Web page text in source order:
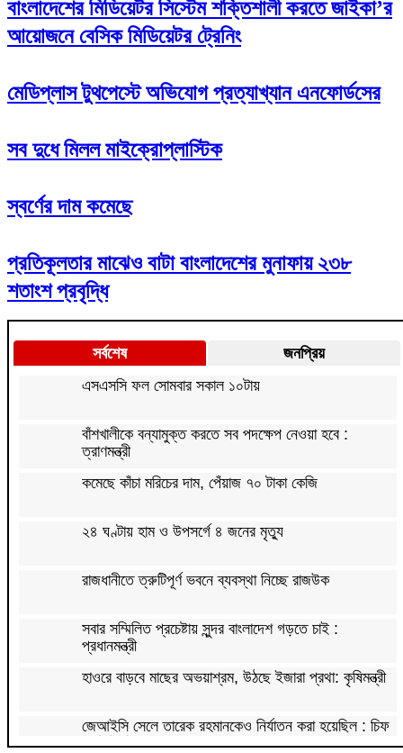
বাংলাদেশের মিডিয়েটর সিস্টেম শক্তিশালী করতে জাইকা’র
আয়োজনে বেসিক মিডিয়েটর ট্রেনিং
মেডিপ্লাস টুথপেস্টে অভিযোগ প্রত্যাখ্যান এনফোর্ডসের
সব দুধে মিলল মাইক্রোপ্লাস্টিক
স্বর্ণের দাম কমেছে
প্রতিকূলতার মাঝেও বাটা বাংলাদেশের মুনাফায় ২৩৮
শতাংশ প্রবৃদ্ধি
সর্বশেষ
জনপ্রিয়
এসএসসি ফল সোমবার সকাল ১০টায়
বাঁশখালীকে বন্যামুক্ত করতে সব পদক্ষেপ নেওয়া হবে :
ত্রাণমন্ত্রী
কমেছে কাঁচা মরিচের দাম, পেঁয়াজ ৭০ টাকা কেজি
২৪ ঘণ্টায় হাম ও উপসর্গে ৪ জনের মৃত্যু
রাজধানীতে ত্রুটিপূর্ণ ভবনে ব্যবস্থা নিচ্ছে রাজউক
সবার সম্মিলিত প্রচেষ্টায় সুন্দর বাংলাদেশ গড়তে চাই :
প্রধানমন্ত্রী
হাওরে বাড়বে মাছের অভয়াশ্রম, উঠছে ইজারা প্রথা: কৃষিমন্ত্রী
জেআইসি সেলে তারেক রহমানকেও নির্যাতন করা হয়েছিল : চিফ
প্রসিকিউটর